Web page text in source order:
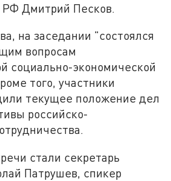
РФ Дмитрий Песков.
на заседании "состоялся
вопросам
социально-экономической
того, участники
текущее положение дел
российско-
стали секретарь
Патрушев, спикер